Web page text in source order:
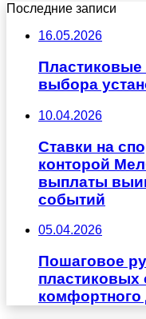
Последние записи
16.05.2026
Пластиковые
выбора
10.04.2026
Ставки на
конторой
выплаты
событий
05.04.2026
Пошаговое
пластиковых
комфортного